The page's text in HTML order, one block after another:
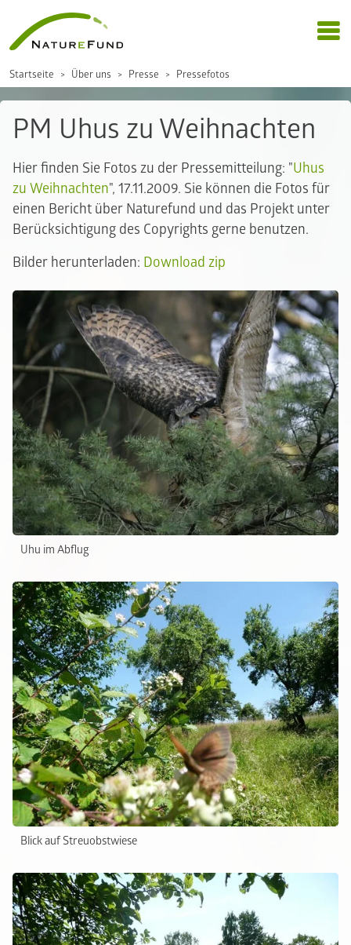
Startseite Über uns Presse Pressefotos
PM Uhus zu Weihnachten
Hier finden Sie Fotos zu der Pressemitteilung: "Uhus
zu Weihnachten", 17.11.2009. Sie können die Fotos für
einen Bericht über Naturefund und das Projekt unter
Berücksichtigung des Copyrights gerne benutzen.
Bilder herunterladen: Download zip
Uhu im Abflug
Blick auf Streuobstwiese